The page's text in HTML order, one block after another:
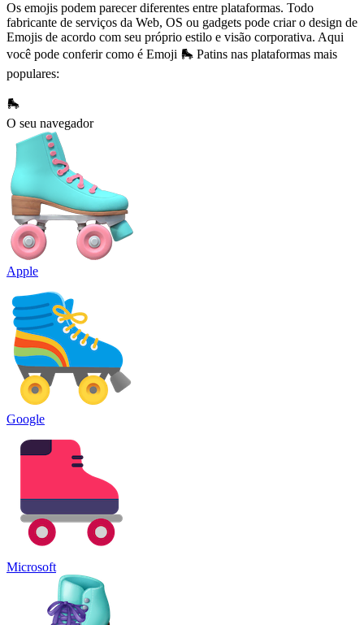
Os emojis podem parecer diferentes entre plataformas. Todo
fabricante de serviços da Web, OS ou gadgets pode criar o design de
Emojis de acordo com seu próprio estilo e visão corporativa. Aqui
você pode conferir como é Emoji 🛼 Patins nas plataformas mais
populares:
🛼
O seu navegador
Apple
Google
Microsoft